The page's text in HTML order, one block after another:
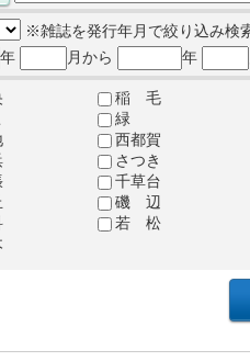
※雑誌を発行年月で絞り込み検
年
月から 年
稲 毛
緑
西都賀
さつき
千草台
磯 辺
若 松